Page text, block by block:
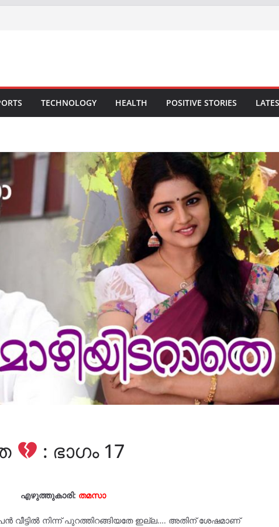
TECHNOLOGY HEALTH POSITIVE STORIES
: ഭാഗം 17
എഴുത്തുകാരി: തമസാ
വീട്ടിൽ നിന്ന് പുറത്തിറങ്ങിയതേ ഇല്ല…. അതിന് ശേഷമാണ്